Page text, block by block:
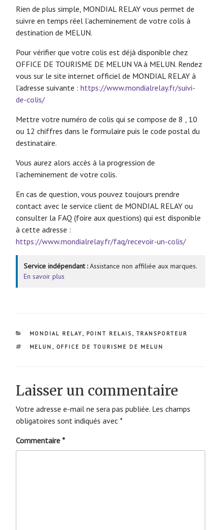
Rien de plus simple, MONDIAL RELAY vous permet de
suivre en temps réel l’acheminement de votre colis à
destination de MELUN.
Pour vérifier que votre colis est déjà disponible chez
OFFICE DE TOURISME DE MELUN VA à MELUN. Rendez
vous sur le site internet officiel de MONDIAL RELAY à
l’adresse suivante : https://www.mondialrelay.fr/suivi-
de-colis/
Mettre votre numéro de colis qui se compose de 8 , 10
ou 12 chiffres dans le formulaire puis le code postal du
destinataire.
Vous aurez alors accès à la progression de
l’acheminement de votre colis.
En cas de question, vous pouvez toujours prendre
contact avec le service client de MONDIAL RELAY ou
consulter la FAQ (foire aux questions) qui est disponible
à cette adresse :
https://www.mondialrelay.fr/faq/recevoir-un-colis/
Service indépendant :Assistance non affiliée aux marques.
En savoir plus
CATÉGORIES
MONDIAL RELAY , POINT RELAIS , TRANSPORTEUR
ÉTIQUETTES
MELUN , OFFICE DE TOURISME DE MELUN
Laisser un commentaire
Votre adresse e-mail ne sera pas publiée. Les champs
obligatoires sont indiqués avec *
Commentaire *